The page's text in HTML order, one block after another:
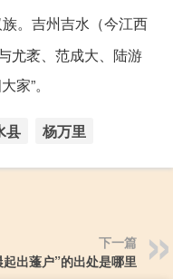
。吉州吉水（今江西
尤袤、范成大、陆游
家”。
县 杨万里
下一篇
起出蓬户”的出处是哪里